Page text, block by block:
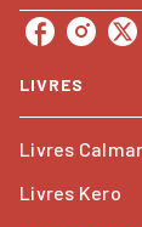
LIVRES
Livres
Livres Kero